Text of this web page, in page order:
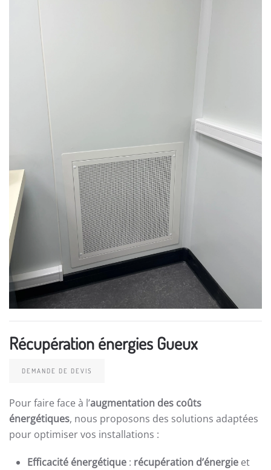
Récupération énergies Gueux
DEMANDE DE DEVIS
Pour faire face à l’augmentation des coûts
énergétiques, nous proposons des solutions adaptées
pour optimiser vos installations :
Efficacité énergétique : récupération d’énergie et